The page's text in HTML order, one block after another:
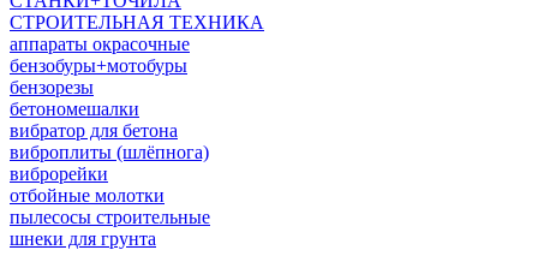
СТРОИТЕЛЬНАЯ ТЕХНИКА
аппараты окрасочные
бензобуры+мотобуры
бензорезы
бетономешалки
вибратор для бетона
виброплиты (шлёпнога)
виброрейки
отбойные молотки
пылесосы строительные
шнеки для грунта